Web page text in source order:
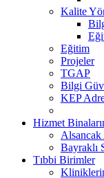
Kalite
Eğitim
Projeler
TGAP
Bilgi
KEP
Hizmet
Alsancak
Bayraklı
Tıbbi Birimler